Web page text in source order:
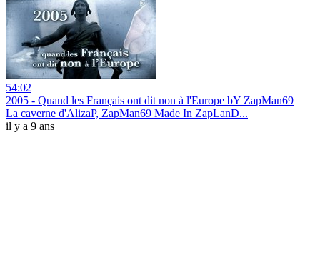
54:02
2005 - Quand les Français ont dit non à l'Europe bY ZapMan69
La caverne d'AlizaP, ZapMan69 Made In ZapLanD...
il y a 9 ans